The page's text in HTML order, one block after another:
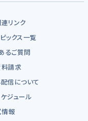
リンク
ックス一覧
るご質問
請求
信について
ジュール
情報